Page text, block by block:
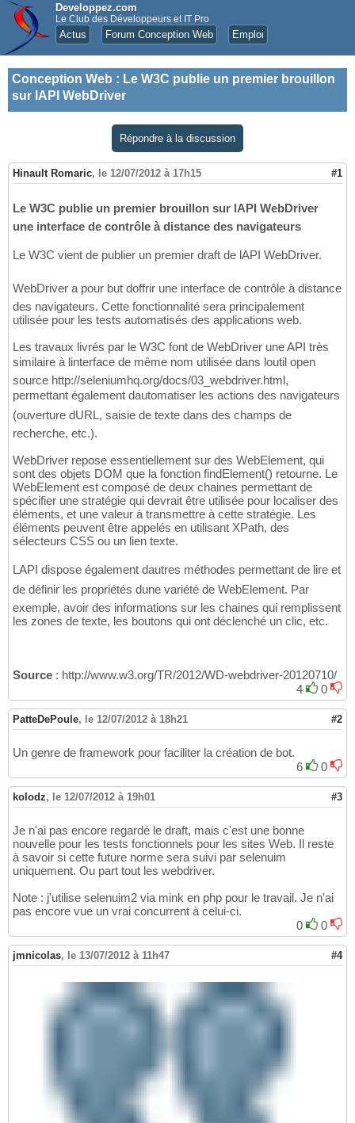
Developpez.com
Le Club des Développeurs et IT Pro
Actus Forum Conception Web Emploi
Conception Web : Le W3C publie un premier brouillon
sur lAPI WebDriver
Répondre à la discussion
Hinault Romaric, le 12/07/2012 à 17h15 #1
Le W3C publie un premier brouillon sur lAPI WebDriver
une interface de contrôle à distance des navigateurs
Le W3C vient de publier un premier draft de lAPI WebDriver.
WebDriver a pour but doffrir une interface de contrôle à distance
des navigateurs. Cette fonctionnalité sera principalement
utilisée pour les tests automatisés des applications web.
Les travaux livrés par le W3C font de WebDriver une API très
similaire à linterface de même nom utilisée dans loutil open
source http://seleniumhq.org/docs/03_webdriver.html,
permettant également dautomatiser les actions des navigateurs
(ouverture dURL, saisie de texte dans des champs de
recherche, etc.).
WebDriver repose essentiellement sur des WebElement, qui
sont des objets DOM que la fonction findElement() retourne. Le
WebElement est composé de deux chaines permettant de
spécifier une stratégie qui devrait être utilisée pour localiser des
éléments, et une valeur à transmettre à cette stratégie. Les
éléments peuvent être appelés en utilisant XPath, des
sélecteurs CSS ou un lien texte.
LAPI dispose également dautres méthodes permettant de lire et
de définir les propriétés dune variété de WebElement. Par
exemple, avoir des informations sur les chaines qui remplissent
les zones de texte, les boutons qui ont déclenché un clic, etc.
Source : http://www.w3.org/TR/2012/WD-webdriver-20120710/
4
0
PatteDePoule, le 12/07/2012 à 18h21 #2
Un genre de framework pour faciliter la création de bot.
6
0
kolodz, le 12/07/2012 à 19h01 #3
Je n'ai pas encore regardé le draft, mais c'est une bonne
nouvelle pour les tests fonctionnels pour les sites Web. Il reste
à savoir si cette future norme sera suivi par selenuim
uniquement. Ou part tout les webdriver.
Note : j'utilise selenuim2 via mink en php pour le travail. Je n'ai
pas encore vue un vrai concurrent à celui-ci.
0
0
jmnicolas, le 13/07/2012 à 11h47 #4